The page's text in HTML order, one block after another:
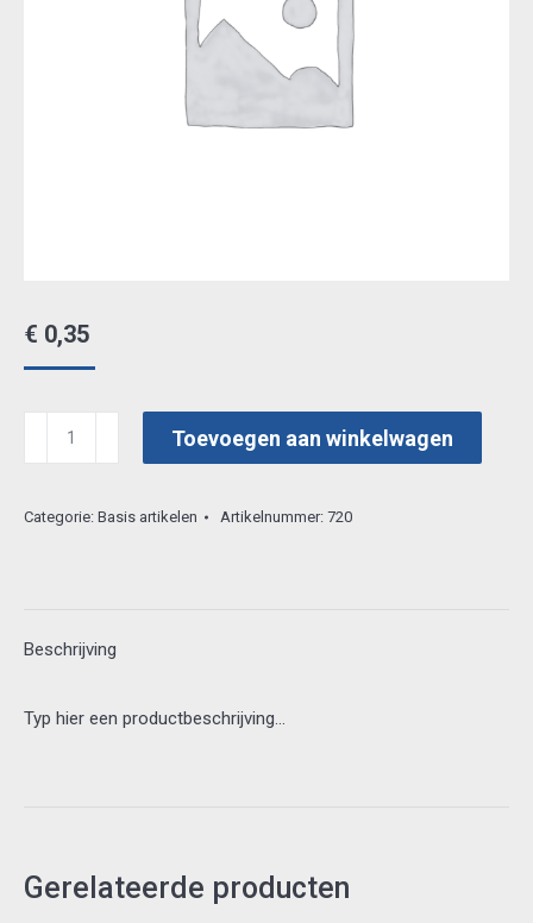
€ 0,35
A4
aantal
Toevoegen aan winkelwagen
Categorie: Basis artikelen Artikelnummer: 720
Beschrijving
Typ hier een productbeschrijving…
Gerelateerde producten